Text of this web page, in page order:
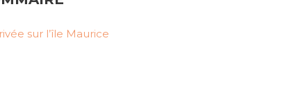
sur l’île Maurice